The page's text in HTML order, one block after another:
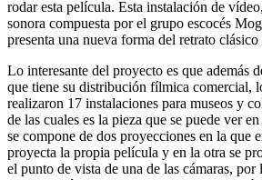
rodar esta película. Esta instalación de
sonora compuesta por el grupo escocés
presenta una nueva forma del retrato
Lo interesante del proyecto es que además
que tiene su distribución fílmica comercial,
realizaron 17 instalaciones para museos y
de las cuales es la pieza que se puede ver
se compone de dos proyecciones en la que
proyecta la propia película y en la otra se
el punto de vista de una de las cámaras, por